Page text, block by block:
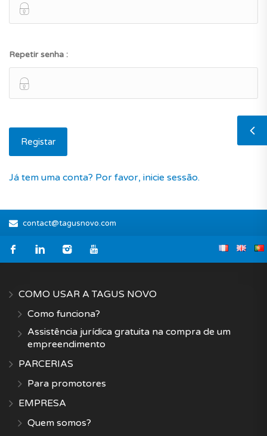
Repetir senha :
Já tem uma conta? Por favor, inicie sessão.
contact@tagusnovo.com
COMO USAR A TAGUS NOVO
Como funciona?
Assistência jurídica gratuita na compra de um
empreendimento
PARCERIAS
Para promotores
EMPRESA
Quem somos?